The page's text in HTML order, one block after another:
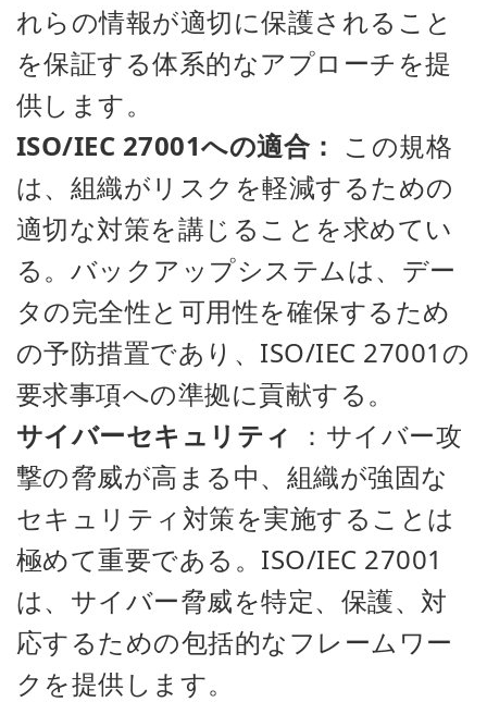
れらの情報が適切に保護されること
を保証する体系的なアプローチを提
供します。
ISO/IEC 27001への適合： この規格
は、組織がリスクを軽減するための
適切な対策を講じることを求めてい
る。バックアップシステムは、デー
タの完全性と可用性を確保するため
の予防措置であり、ISO/IEC 27001の
要求事項への準拠に貢献する。
サイバーセキュリティ
：サイバー攻
撃の脅威が高まる中、組織が強固な
セキュリティ対策を実施することは
極めて重要である。ISO/IEC 27001
は、サイバー脅威を特定、保護、対
応するための包括的なフレームワー
クを提供します。